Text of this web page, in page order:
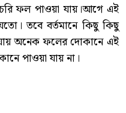
ফল পাওয়া যায়।আগে এই
তবে বর্তমানে কিছু কিছু
অনেক ফলের দোকানে এই
পাওয়া যায় না।